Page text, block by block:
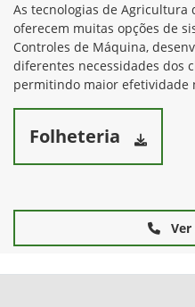
As tecnologias de Agricultura
oferecem muitas opções de
Controles de Máquina,
diferentes necessidades dos
permitindo maior efetividade
Folheteria